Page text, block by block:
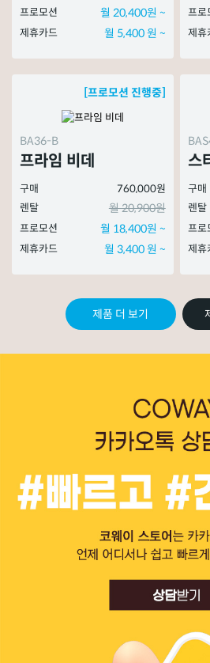
프로모션 월 20,400원 ~
제휴카드 월 5,400 원 ~
프로
제휴
[프로모션 진행중]
BA36-B
프라임 비데
구매
760,000원
렌탈
월 20,900원
프로모션 월 18,400원 ~
제휴카드 월 3,400 원 ~
스
구매
렌탈
프로
제휴
제품 더 보기